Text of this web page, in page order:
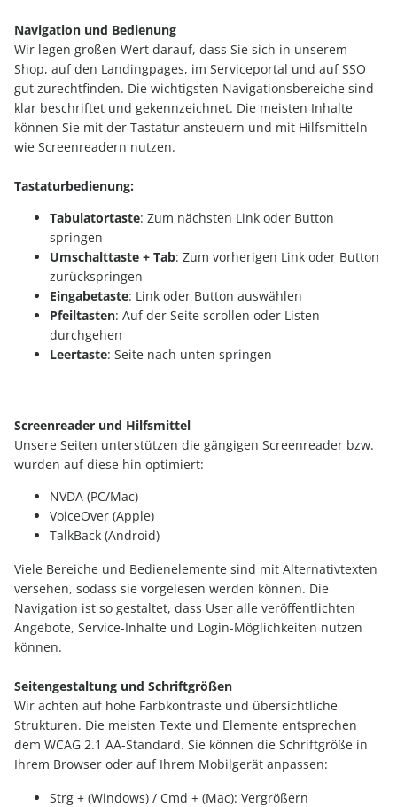
Navigation und Bedienung
Wir legen großen Wert darauf, dass Sie sich in unserem
Shop, auf den Landingpages, im Serviceportal und auf SSO
gut zurechtfinden. Die wichtigsten Navigationsbereiche sind
klar beschriftet und gekennzeichnet. Die meisten Inhalte
können Sie mit der Tastatur ansteuern und mit Hilfsmitteln
wie Screenreadern nutzen.
Tastaturbedienung:
Tabulatortaste: Zum nächsten Link oder Button
springen
Umschalttaste + Tab: Zum vorherigen Link oder Button
zurückspringen
Eingabetaste: Link oder Button auswählen
Pfeiltasten: Auf der Seite scrollen oder Listen
durchgehen
Leertaste: Seite nach unten springen
Screenreader und Hilfsmittel
Unsere Seiten unterstützen die gängigen Screenreader bzw.
wurden auf diese hin optimiert:
NVDA (PC/Mac)
VoiceOver (Apple)
TalkBack (Android)
Viele Bereiche und Bedienelemente sind mit Alternativtexten
versehen, sodass sie vorgelesen werden können. Die
Navigation ist so gestaltet, dass User alle veröffentlichten
Angebote, Service-Inhalte und Login-Möglichkeiten nutzen
können.
Seitengestaltung und Schriftgrößen
Wir achten auf hohe Farbkontraste und übersichtliche
Strukturen. Die meisten Texte und Elemente entsprechen
dem WCAG 2.1 AA-Standard. Sie können die Schriftgröße in
Ihrem Browser oder auf Ihrem Mobilgerät anpassen:
Strg + (Windows) / Cmd + (Mac): Vergrößern